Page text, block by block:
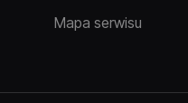
Mapa serwisu